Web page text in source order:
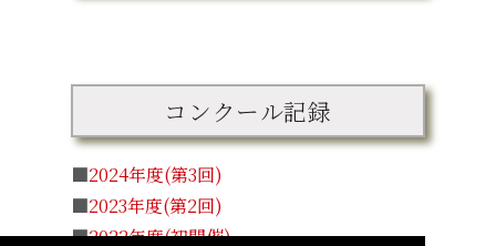
コンクール記録
■2024年度(第3回)
■2023年度(第2回)
■2022年度(初開催)